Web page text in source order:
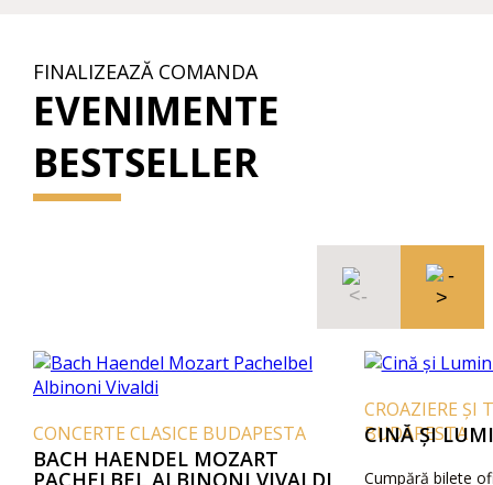
FINALIZEAZĂ COMANDA
EVENIMENTE
BESTSELLER
CONCERTE CLASICE BUDAPESTA
BACH HAENDEL MOZART
PACHELBEL ALBINONI VIVALDI
CROAZIERE ȘI
BUDAPESTA
CINĂ ȘI
Cumpără bilete